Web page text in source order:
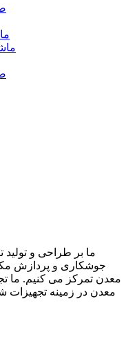
ما بر طراحی و
جوشکاری و پردازش
معدن تمرکز می کنیم. ما
معدن در زمینه